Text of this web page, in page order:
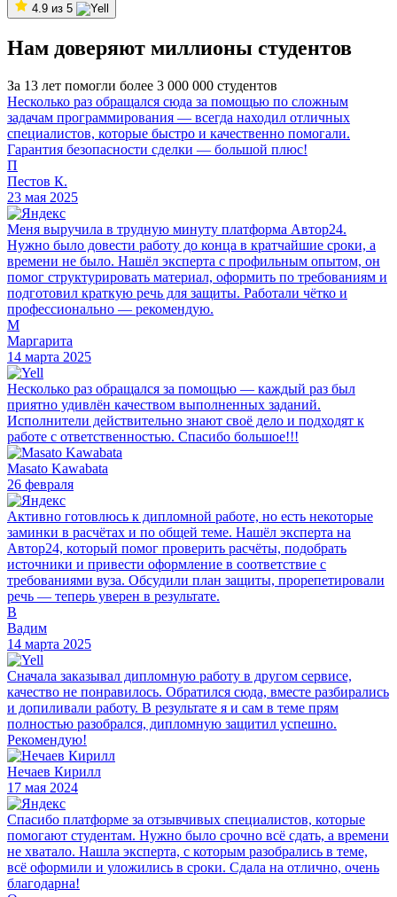
4.9 из 5
Нам доверяют миллионы студентов
За 13 лет помогли более 3 000 000 студентов
Несколько раз обращался сюда за помощью по сложным
задачам программирования — всегда находил отличных
специалистов, которые быстро и качественно помогали.
Гарантия безопасности сделки — большой плюс!
П
Пестов К.
23 мая 2025
Меня выручила в трудную минуту платформа Автор24.
Нужно было довести работу до конца в кратчайшие сроки, а
времени не было. Нашёл эксперта с профильным опытом, он
помог структурировать материал, оформить по требованиям и
подготовил краткую речь для защиты. Работали чётко и
профессионально — рекомендую.
М
Маргарита
14 марта 2025
Несколько раз обращался за помощью — каждый раз был
приятно удивлён качеством выполненных заданий.
Исполнители действительно знают своё дело и подходят к
работе с ответственностью. Спасибо большое!!!
Masato Kawabata
26 февраля
Активно готовлюсь к дипломной работе, но есть некоторые
заминки в расчётах и по общей теме. Нашёл эксперта на
Автор24, который помог проверить расчёты, подобрать
источники и привести оформление в соответствие с
требованиями вуза. Обсудили план защиты, прорепетировали
речь — теперь уверен в результате.
В
Вадим
14 марта 2025
Сначала заказывал дипломную работу в другом сервисе,
качество не понравилось. Обратился сюда, вместе разбирались
и допиливали работу. В результате я и сам в теме прям
полностью разобрался, дипломную защитил успешно.
Рекомендую!
Нечаев Кирилл
17 мая 2024
Спасибо платформе за отзывчивых специалистов, которые
помогают студентам. Нужно было срочно всё сдать, а времени
не хватало. Нашла эксперта, с которым разобрались в теме,
всё оформили и уложились в сроки. Сдала на отлично, очень
благодарна!